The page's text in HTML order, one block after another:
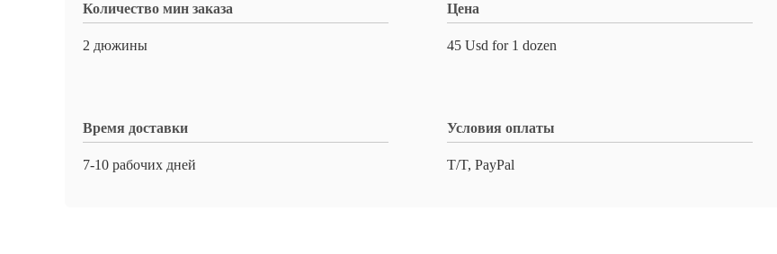
Количество мин заказа
2 дюжины
Цена
45 Usd for 1 dozen
Время доставки
7-10 рабочих дней
Условия оплаты
T/T, PayPal